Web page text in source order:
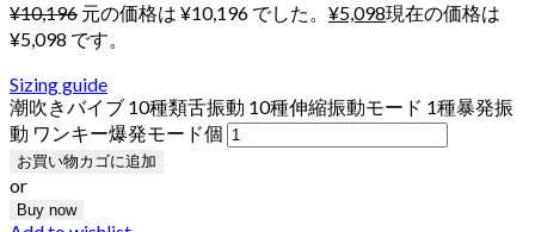
¥10,196 元の価格は ¥10,196 でした。 ¥5,098現在の価格は
¥5,098 です。
Sizing guide
潮吹きバイブ 10種類舌振動 10種伸縮振動モード 1種暴発振
動 ワンキー爆発モード個
お買い物カゴに追加
or
Buy now